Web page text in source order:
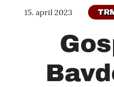
15. april 2023